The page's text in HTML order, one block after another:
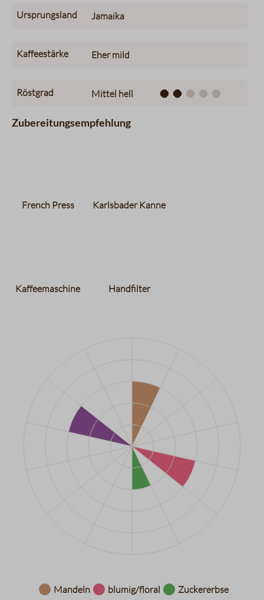
Ursprungsland Jamaika
Kaffeestärke Eher mild
Röstgrad Mittel hell
Zubereitungsempfehlung
French Press Karlsbader Kanne
Kaffeemaschine Handfilter
Datentabelle für das Diagramm: Aromarad
Mandeln blumig/floral Zuckererbse